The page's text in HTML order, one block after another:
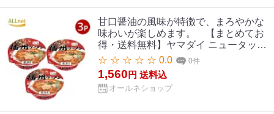
甘口醤油の風味が特徴で、まろやかな
味わいが楽しめます。 【まとめてお
得・送料無料】ヤマダイ ニュータッチ
凄麺 兵庫 播州ラーメン(甘口しょうゆ
味) 123g ×3個セット
☆ ☆ ☆ ☆ ☆ 0.0 0件
1,560 円 送料込
オールネショップ